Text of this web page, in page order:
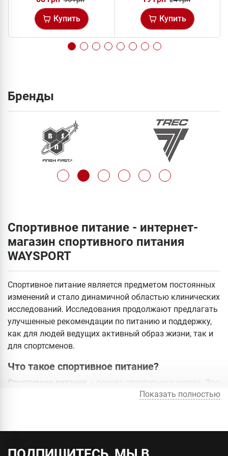
Купить Купить
Бренды
Спортивное питание - интернет-
магазин спортивного питания
WAYSPORT
Спортивное питание является предметом постоянных
изменений и стало динамичной областью клинических
исследований. Исследования продолжают предлагать
улучшенные рекомендации по питанию и поддержку,
как для людей ведущих активный образ жизни, так и
для спортсменов.
Что такое спортивное питание?
Спортивное питание
– основа спортивного успеха. Это
хорошо разработанный план питания, который
поставляет правильный тип пищи, энергии,
Показать полностью